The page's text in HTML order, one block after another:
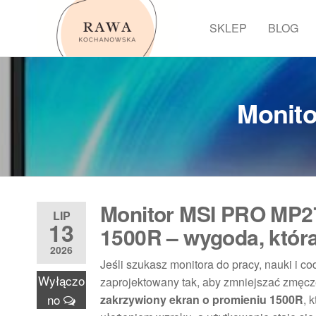
SKLEP BLOG
LIP
13
2026
Wyłączo
no
Monitor MSI PRO
1500R – wygoda,
Jeśli szukasz monitora do pracy, nauki i
zaprojektowany tak, aby zmniejszać
zakrzywiony ekran o promieniu 1500R,